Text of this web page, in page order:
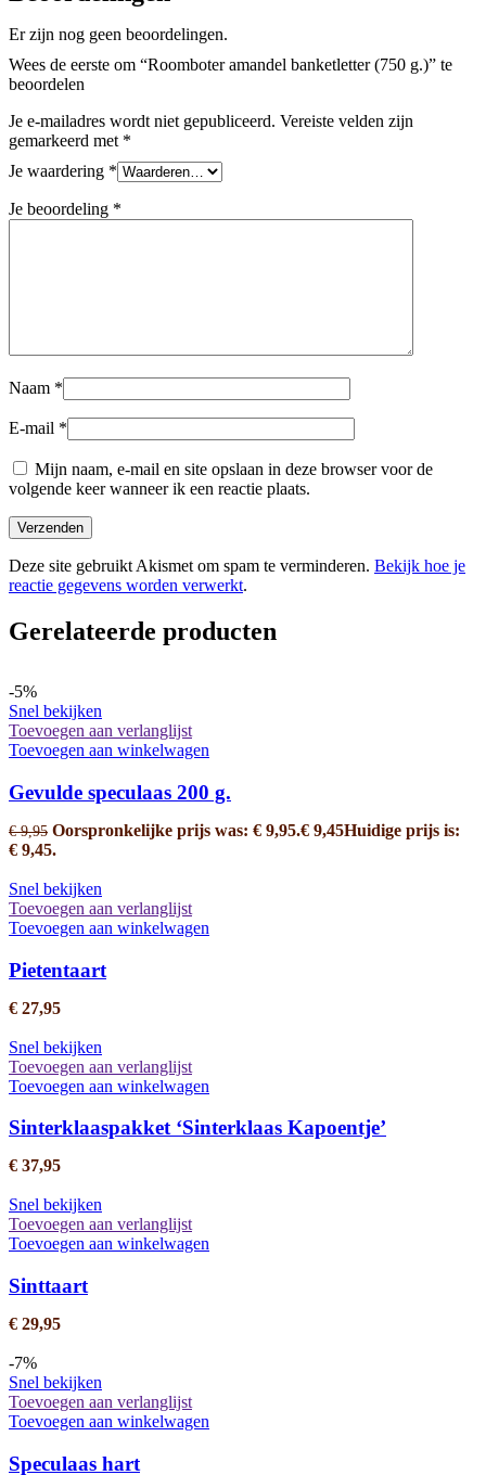
Er zijn nog geen beoordelingen.
Wees de eerste om “Roomboter amandel banketletter (750 g.)” te
beoordelen
Je e-mailadres wordt niet gepubliceerd. Vereiste velden zijn
gemarkeerd met *
Je waardering *
Je beoordeling *
Naam *
E-mail *
Mijn naam, e-mail en site opslaan in deze browser voor de
volgende keer wanneer ik een reactie plaats.
Deze site gebruikt Akismet om spam te verminderen. Bekijk hoe je
reactie gegevens worden verwerkt.
Gerelateerde producten
-5%
Snel bekijken
Toevoegen aan verlanglijst
Toevoegen aan winkelwagen
Gevulde speculaas 200 g.
€9,95 Oorspronkelijke prijs was: € 9,95.€ 9,45Huidige prijs is:
€ 9,45.
Snel bekijken
Toevoegen aan verlanglijst
Toevoegen aan winkelwagen
Pietentaart
€ 27,95
Snel bekijken
Toevoegen aan verlanglijst
Toevoegen aan winkelwagen
Sinterklaaspakket ‘Sinterklaas Kapoentje’
€ 37,95
Snel bekijken
Toevoegen aan verlanglijst
Toevoegen aan winkelwagen
Sinttaart
€ 29,95
-7%
Snel bekijken
Toevoegen aan verlanglijst
Toevoegen aan winkelwagen
Speculaas hart